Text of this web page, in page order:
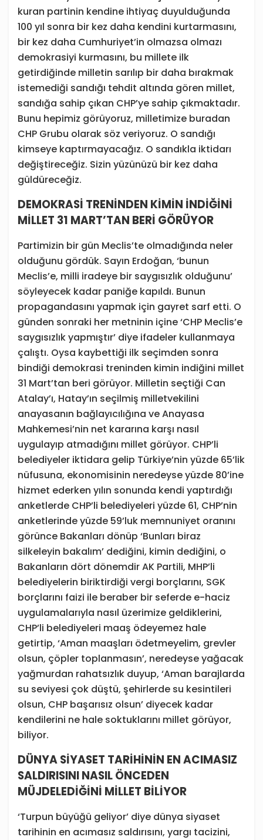
kuran partinin kendine ihtiyaç duyulduğunda
100 yıl sonra bir kez daha kendini kurtarmasını,
bir kez daha Cumhuriyet’in olmazsa olmazı
demokrasiyi kurmasını, bu millete ilk
getirdiğinde milletin sarılıp bir daha bırakmak
istemediği sandığı tehdit altında gören millet,
sandığa sahip çıkan CHP’ye sahip çıkmaktadır.
Bunu hepimiz görüyoruz, milletimize buradan
CHP Grubu olarak söz veriyoruz. O sandığı
kimseye kaptırmayacağız. O sandıkla iktidarı
değiştireceğiz. Sizin yüzünüzü bir kez daha
güldüreceğiz.
DEMOKRASİ TRENİNDEN KİMİN İNDİĞİNİ
MİLLET 31 MART’TAN BERİ GÖRÜYOR
Partimizin bir gün Meclis’te olmadığında neler
olduğunu gördük. Sayın Erdoğan, ‘bunun
Meclis’e, milli iradeye bir saygısızlık olduğunu’
söyleyecek kadar paniğe kapıldı. Bunun
propagandasını yapmak için gayret sarf etti. O
günden sonraki her metninin içine ‘CHP Meclis’e
saygısızlık yapmıştır’ diye ifadeler kullanmaya
çalıştı. Oysa kaybettiği ilk seçimden sonra
bindiği demokrasi treninden kimin indiğini millet
31 Mart’tan beri görüyor. Milletin seçtiği Can
Atalay’ı, Hatay’ın seçilmiş milletvekilini
anayasanın bağlayıcılığına ve Anayasa
Mahkemesi’nin net kararına karşı nasıl
uygulayıp atmadığını millet görüyor. CHP’li
belediyeler iktidara gelip Türkiye’nin yüzde 65’lik
nüfusuna, ekonomisinin neredeyse yüzde 80’ine
hizmet ederken yılın sonunda kendi yaptırdığı
anketlerde CHP’li belediyeleri yüzde 61, CHP’nin
anketlerinde yüzde 59’luk memnuniyet oranını
görünce Bakanları dönüp ‘Bunları biraz
silkeleyin bakalım’ dediğini, kimin dediğini, o
Bakanların dört dönemdir AK Partili, MHP’li
belediyelerin biriktirdiği vergi borçlarını, SGK
borçlarını faizi ile beraber bir seferde e-haciz
uygulamalarıyla nasıl üzerimize geldiklerini,
CHP’li belediyeleri maaş ödeyemez hale
getirtip, ‘Aman maaşları ödetmeyelim, grevler
olsun, çöpler toplanmasın’, neredeyse yağacak
yağmurdan rahatsızlık duyup, ‘Aman barajlarda
su seviyesi çok düştü, şehirlerde su kesintileri
olsun, CHP başarısız olsun’ diyecek kadar
kendilerini ne hale soktuklarını millet görüyor,
biliyor.
DÜNYA SİYASET TARİHİNİN EN ACIMASIZ
SALDIRISINI NASIL ÖNCEDEN
MÜJDELEDİĞİNİ MİLLET BİLİYOR
‘Turpun büyüğü geliyor’ diye dünya siyaset
tarihinin en acımasız saldırısını, yargı tacizini,